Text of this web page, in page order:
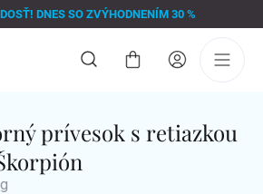
DNES SO ZVÝHODNENÍM 30 %
Nákupný
prívesok s retiazkou